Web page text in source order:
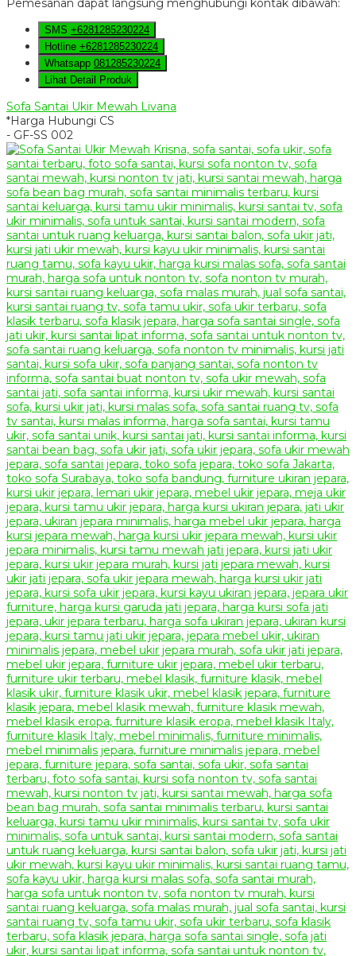
Pemesanan dapat langsung menghubungi kontak dibawah:
SMS +6281285230224
Hotline +6281285230224
Whatsapp 081285230224
Lihat Detail Produk
Sofa Santai Ukir Mewah Livana
*Harga Hubungi CS
- GF-SS 002